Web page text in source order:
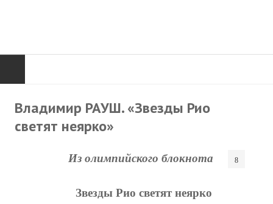
Нас поздравляют...
Там, где мы бывали...
Владимир РАУШ. «Звезды Рио
светят неярко»
Из олимпийского блокнота
Звезды Рио светят неярко